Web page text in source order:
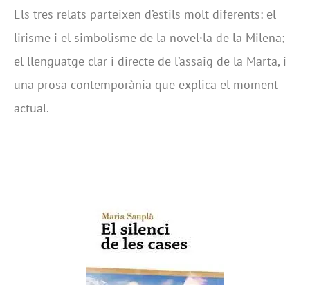
Els tres relats parteixen d’estils molt diferents: el
lirisme i el simbolisme de la novel·la de la Milena;
el llenguatge clar i directe de l’assaig de la Marta, i
una prosa contemporània que explica el moment
actual.